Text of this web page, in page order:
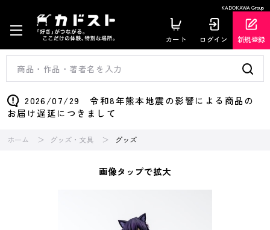
KADOKAWA Group
カート ログイン 新規登録
2026/07/29 令和8年熊本地震の影響による商品の
お届け遅延につきまして
ホーム グッズ・文具 グッズ
画像タップで拡大